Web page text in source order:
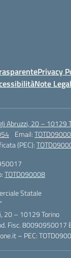
Privacy
Note
Abruzzi, 20 – 10129
Email:
(PEC):
TOTD090008
Statale
20 – 10129 Torino
Fisc. 80090950017
– PEC: